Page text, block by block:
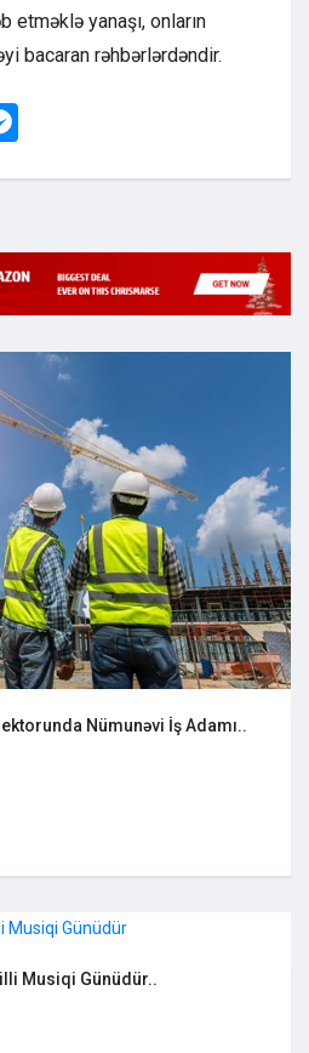
etməklə yanaşı, onların
bacaran rəhbərlərdəndir.
Nümunəvi İş Adamı..
Musiqi Günüdür..